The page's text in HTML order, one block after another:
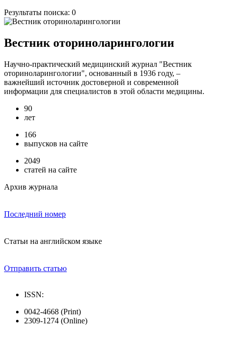
Результаты поиска: 0
Вестник оториноларингологии
Научно-практический медицинский журнал "Вестник
оториноларингологии", основанный в 1936 году, –
важнейший источник достоверной и современной
информации для специалистов в этой области медицины.
90
лет
166
выпусков на сайте
2049
статей на сайте
Архив журнала
Последний номер
Статьи на английском языке
Отправить статью
ISSN:
0042-4668 (Print)
2309-1274 (Online)